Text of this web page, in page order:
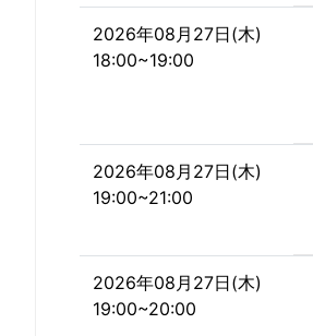
2026年08月27日(木)
18:00~19:00
2026年08月27日(木)
19:00~21:00
2026年08月27日(木)
19:00~20:00